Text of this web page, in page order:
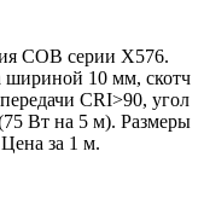
COB серии X576.
шириной 10 мм, скотч
CRI>90, угол
Вт на 5 м). Размеры
за 1 м.